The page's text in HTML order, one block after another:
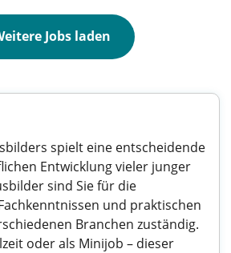
Jobs laden
spielt eine entscheidende
Entwicklung vieler junger
sind Sie für die
und praktischen
Branchen zuständig.
oder als Minijob – dieser